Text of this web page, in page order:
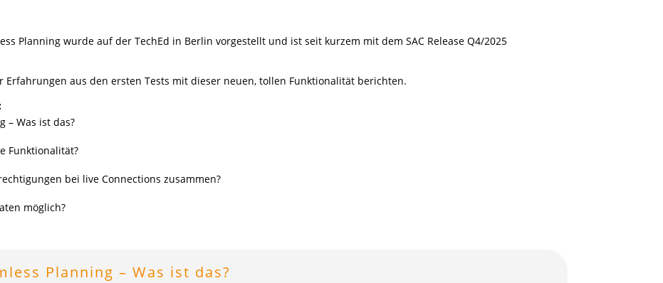
Planning wurde auf der TechEd in Berlin vorgestellt und ist seit kurzem mit dem SAC Release Q4/2025
Erfahrungen aus den ersten Tests mit dieser neuen, tollen Funktionalität berichten.
– Was ist das?
Funktionalität?
bei live Connections zusammen?
möglich?
Planning – Was ist das?